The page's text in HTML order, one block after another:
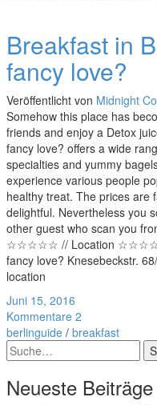
Breakfast in
fancy love?
Veröffentlicht von Midnight
Somehow this place has
friends and enjoy a Detox
fancy love? offers a wide
specialties and yummy
experience various people
healthy treat. The prices are
delightful. Nevertheless you
other guest who scan you
☆☆☆☆☆ // Location
fancy love? Knesebeckstr.
location
Juni 15, 2016
Kommentare 2
berlinguide / breakfast
Suche
Neueste Beiträge